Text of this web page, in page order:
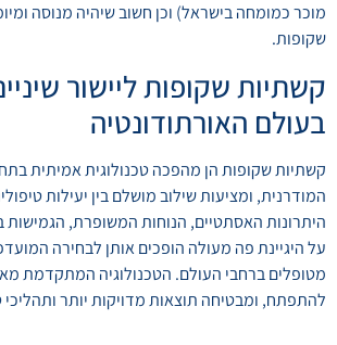
מוכר כמומחה בישראל) וכן חשוב שיהיה מנוסה
שקופות.
קשתיות שקופות ליישור
בעולם האורתודונטיה
קשתיות שקופות הן מהפכה טכנולוגית אמיתית
המודרנית, ומציעות שילוב מושלם בין יעילות
היתרונות האסתטיים, הנוחות המשופרת, הגמישות
על היגיינת פה מעולה הופכים אותן לבחירה
מטופלים ברחבי העולם. הטכנולוגיה המתקדמת
להתפתח, ומבטיחה תוצאות מדויקות יותר ותהליכי